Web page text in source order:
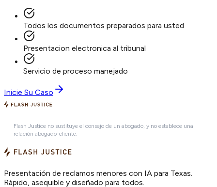
Todos los documentos preparados para usted
Presentacion electronica al tribunal
Servicio de proceso manejado
Inicie Su Caso
Flash Justice no sustituye el consejo de un abogado, y no establece una
relación abogado-cliente.
Presentación de reclamos menores con IA para Texas.
Rápido, asequible y diseñado para todos.